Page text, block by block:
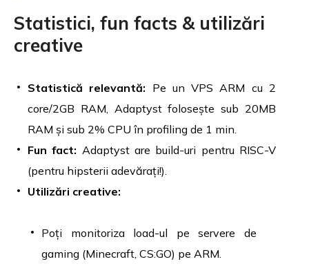
Statistici, fun facts & utilizări
creative
Statistică relevantă: Pe un VPS ARM cu 2
core/2GB RAM, Adaptyst folosește sub 20MB
RAM și sub 2% CPU în profiling de 1 min.
Fun fact: Adaptyst are build-uri pentru RISC-V
(pentru hipsterii adevărați!).
Utilizări creative:
Poți monitoriza load-ul pe servere de
gaming (Minecraft, CS:GO) pe ARM.